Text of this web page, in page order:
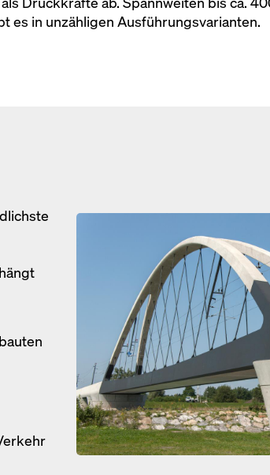
es in unzähligen Ausführungsvarianten.
Open